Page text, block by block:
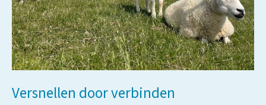
Versnellen door verbinden